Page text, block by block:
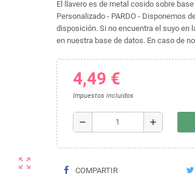
zoom_out_map
El llavero es de metal cosido sobre
Personalizado - PARDO - Disponemos
disposición. Si no encuentra el suyo en
en nuestra base de datos. En caso de
4,49 €
Impuestos incluidos
remove add
COMPARTIR